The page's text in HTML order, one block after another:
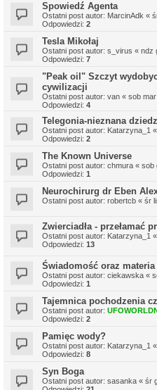
Spowiedź Agenta
Ostatni post autor: MarcinAdk «
Odpowiedzi: 2
Tesla Mikołaj
Ostatni post autor: s_virus « ndz
Odpowiedzi: 7
"Peak oil" Szczyt
cywilizacji
Ostatni post autor: van « sob
Odpowiedzi: 4
Telegonia-nieznana
Ostatni post autor: Katarzyna_1 «
Odpowiedzi: 2
The Known Universe
Ostatni post autor: chmura « sob
Odpowiedzi: 1
Neurochirurg dr Eben
Ostatni post autor: robertcb « śr
Zwierciadła - przełamać
Ostatni post autor: Katarzyna_1 «
Odpowiedzi: 13
Świadomość oraz
Ostatni post autor: ciekawska «
Odpowiedzi: 1
Tajemnica pochodzenia
Ostatni post autor:
Odpowiedzi: 2
Pamięc wody?
Ostatni post autor: Katarzyna_1 «
Odpowiedzi: 8
Syn Boga
Ostatni post autor: sasanka « śr